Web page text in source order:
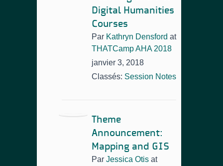
Digital Humanities
Courses
Par Kathryn Densford at
THATCamp AHA 2018
janvier 3, 2018
Classés: Session Notes
Theme
Announcement:
Mapping and GIS
Par Jessica Otis at